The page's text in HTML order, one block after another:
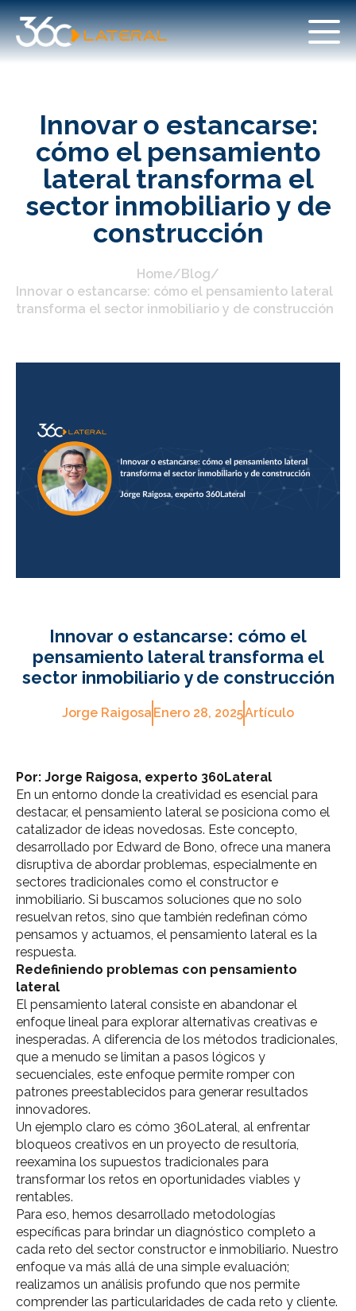
Innovar o estancarse:
cómo el pensamiento
lateral transforma el
sector inmobiliario y de
construcción
Home/Blog/
Innovar o estancarse: cómo el pensamiento lateral
transforma el sector inmobiliario y de construcción
Innovar o estancarse: cómo el
pensamiento lateral transforma el
sector inmobiliario y de construcción
Jorge Raigosa Enero 28, 2025Artículo
Por: Jorge Raigosa, experto 360Lateral
En un entorno donde la creatividad es esencial para
destacar, el pensamiento lateral se posiciona como el
catalizador de ideas novedosas. Este concepto,
desarrollado por Edward de Bono, ofrece una manera
disruptiva de abordar problemas, especialmente en
sectores tradicionales como el constructor e
inmobiliario. Si buscamos soluciones que no solo
resuelvan retos, sino que también redefinan cómo
pensamos y actuamos, el pensamiento lateral es la
respuesta.
Redefiniendo problemas con pensamiento
lateral
El pensamiento lateral consiste en abandonar el
enfoque lineal para explorar alternativas creativas e
inesperadas. A diferencia de los métodos tradicionales,
que a menudo se limitan a pasos lógicos y
secuenciales, este enfoque permite romper con
patrones preestablecidos para generar resultados
innovadores.
Un ejemplo claro es cómo 360Lateral, al enfrentar
bloqueos creativos en un proyecto de resultoría,
reexamina los supuestos tradicionales para
transformar los retos en oportunidades viables y
rentables.
Para eso, hemos desarrollado metodologías
específicas para brindar un diagnóstico completo a
cada reto del sector constructor e inmobiliario. Nuestro
enfoque va más allá de una simple evaluación;
realizamos un análisis profundo que nos permite
comprender las particularidades de cada reto y cliente.